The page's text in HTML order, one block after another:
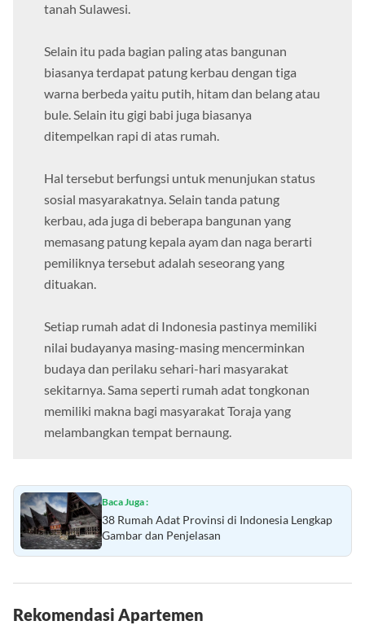
tanah Sulawesi.
Selain itu pada bagian paling atas bangunan
biasanya terdapat patung kerbau dengan tiga
warna berbeda yaitu putih, hitam dan belang atau
bule. Selain itu gigi babi juga biasanya
ditempelkan rapi di atas rumah.
Hal tersebut berfungsi untuk menunjukan status
sosial masyarakatnya. Selain tanda patung
kerbau, ada juga di beberapa bangunan yang
memasang patung kepala ayam dan naga berarti
pemiliknya tersebut adalah seseorang yang
dituakan.
Setiap rumah adat di Indonesia pastinya memiliki
nilai budayanya masing-masing mencerminkan
budaya dan perilaku sehari-hari masyarakat
sekitarnya. Sama seperti rumah adat tongkonan
memiliki makna bagi masyarakat Toraja yang
melambangkan tempat bernaung.
Baca Juga :
38 Rumah Adat Provinsi di Indonesia Lengkap
Gambar dan Penjelasan
Rekomendasi Apartemen